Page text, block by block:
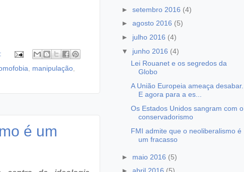
, manipulação,
é um
►setembro 2016 (4)
►agosto 2016 (5)
► julho 2016 (4)
▼ junho 2016 (4)
Lei Rouanet e os segredos da
Globo
A União Europeia ameaça desabar.
E agora para a es...
Os Estados Unidos sangram com o
conservadorismo
FMI admite que o neoliberalismo é
um fracasso
► maio 2016 (5)